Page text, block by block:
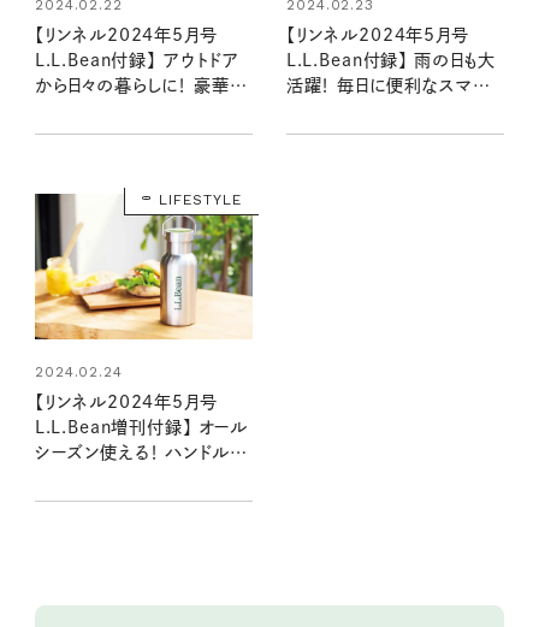
2024.02.22
【リンネル2024年5月号
L.L.Bean付録】 アウトドア
から日々の暮らしに！ 豪華す
早くお届け（3/19発売リン
2024.02.23
【リンネル2024年5月号
L.L.Bean付録】 雨の日も大
活躍！ 毎日に便利なスマホ
ル2024年5月号通常号）
LIFESTYLE
2024.02.24
【リンネル2024年5月号
L.L.Bean増刊付録】 オール
シーズン使える！ ハンドル付
（3/19発売リンネル2024